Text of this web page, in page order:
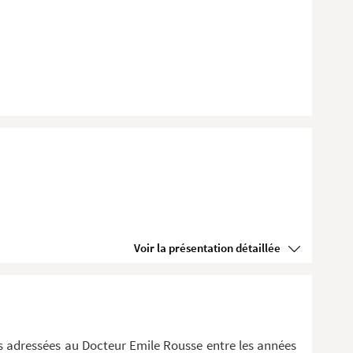
Voir la présentation détaillée
au Docteur Emile Rousse entre les années